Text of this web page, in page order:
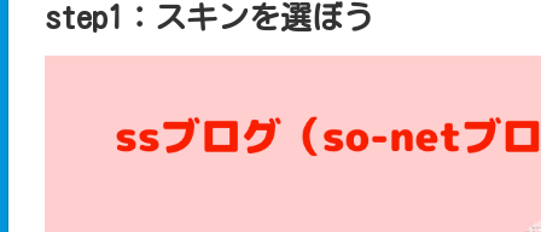
step1：スキンを選ぼう